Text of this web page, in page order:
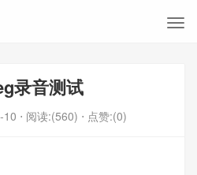
录音测试
10 ⋅ 阅读:(560) ⋅ 点赞:(0)